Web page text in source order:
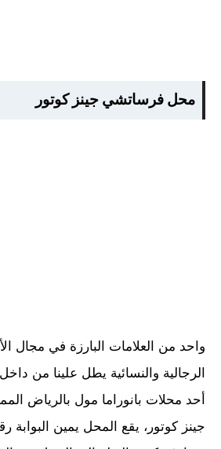
محل فرساتشي جينز كوتور
واحد من العلامات البارزة في مجال
الرجالية والنسائية يطل علينا من
أحد محلات بانوراما مول بالرياض